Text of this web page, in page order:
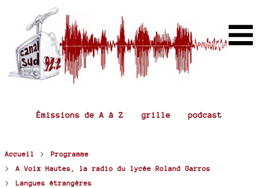
Émissions de A à Z grille podcast
Accueil > Programme
> A Voix Hautes, la radio du lycée Roland Garros
> Langues étrangères